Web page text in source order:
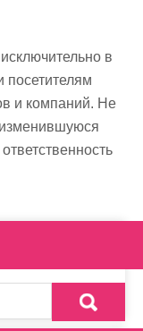
в
посетителям
и компаний. Не